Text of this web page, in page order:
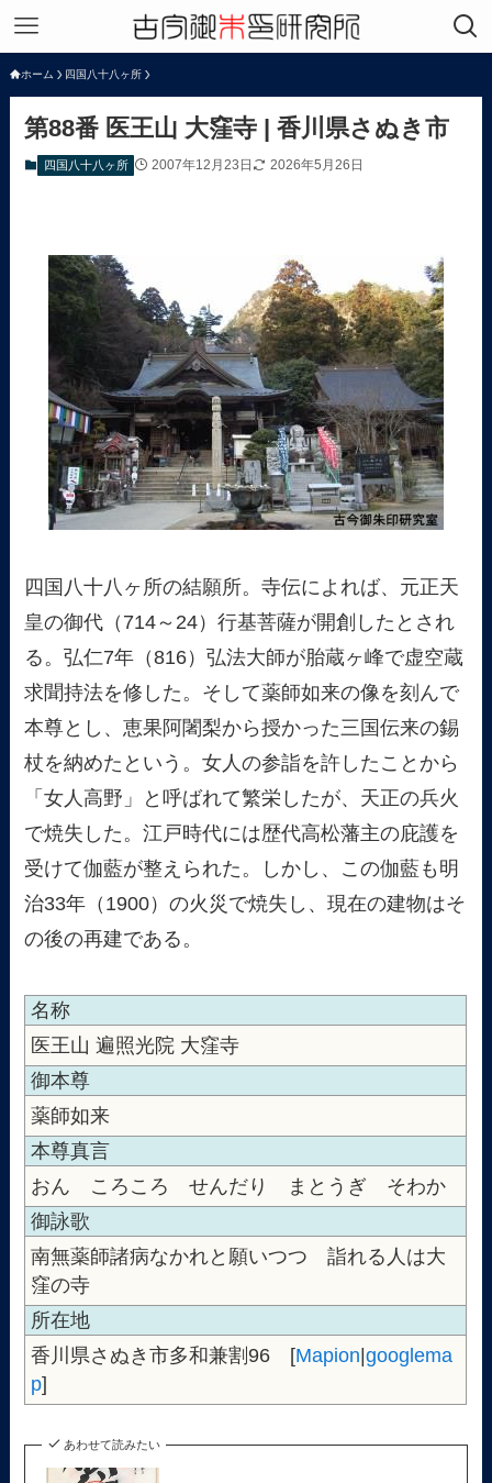
ホーム 四国八十八ヶ所
第88番 医王山 大窪寺 | 香川県さぬき市
四国八十八ヶ所 2007年12月23日 2026年5月26日
四国八十八ヶ所の結願所。寺伝によれば、元正天
皇の御代（714～24）行基菩薩が開創したとされ
る。弘仁7年（816）弘法大師が胎蔵ヶ峰で虚空蔵
求聞持法を修した。そして薬師如来の像を刻んで
本尊とし、恵果阿闍梨から授かった三国伝来の錫
杖を納めたという。女人の参詣を許したことから
「女人高野」と呼ばれて繁栄したが、天正の兵火
で焼失した。江戸時代には歴代高松藩主の庇護を
受けて伽藍が整えられた。しかし、この伽藍も明
治33年（1900）の火災で焼失し、現在の建物はそ
の後の再建である。
名称
医王山 遍照光院 大窪寺
御本尊
薬師如来
本尊真言
おん ころころ せんだり まとうぎ そわか
御詠歌
南無薬師諸病なかれと願いつつ 詣れる人は大
窪の寺
所在地
香川県さぬき市多和兼割96 [Mapion|googlema
p]
あわせて読みたい